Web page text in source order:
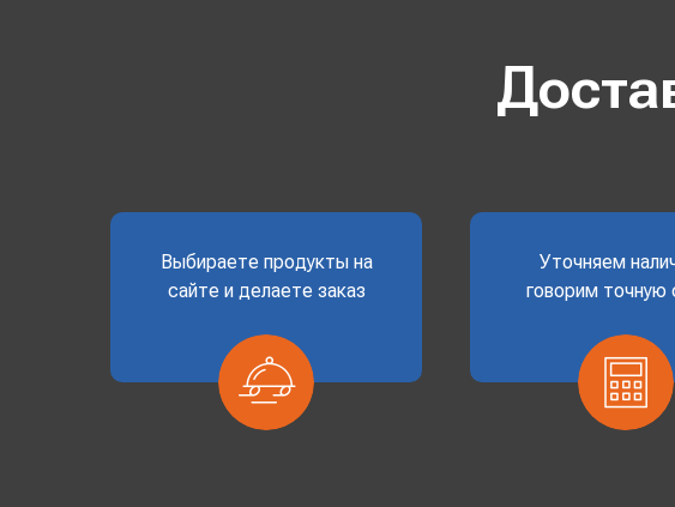
Выбираете продукты на
сайте и делаете заказ
Уточняем
говорим точную